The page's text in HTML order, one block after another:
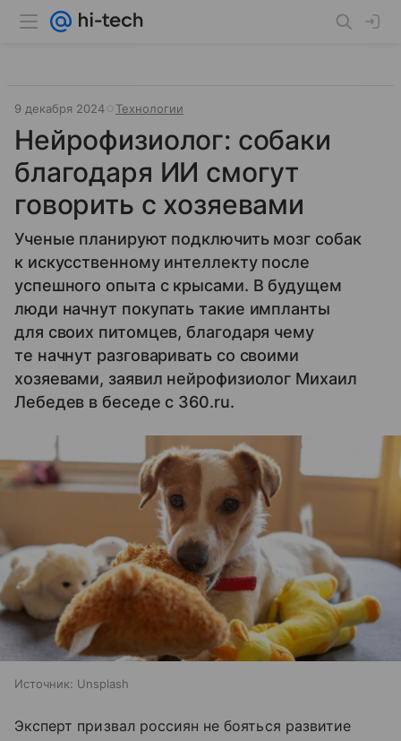
9 декабря 2024 Технологии
Нейрофизиолог: собаки
благодаря ИИ смогут
говорить с хозяевами
Ученые планируют подключить мозг собак
к искусственному интеллекту после
успешного опыта с крысами. В будущем
люди начнут покупать такие импланты
для своих питомцев, благодаря чему
те начнут разговаривать со своими
хозяевами, заявил нейрофизиолог Михаил
Лебедев в беседе с 360.ru.
Источник: Unsplash
Эксперт призвал россиян не бояться развитие